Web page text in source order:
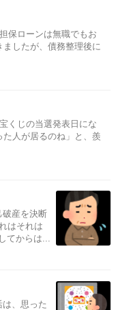
保ローンは無職でもお
したが、債務整理後に
くじの当選発表日にな
人が居るのね」と、羨
産を決断
はそれは
てからは...
、思った